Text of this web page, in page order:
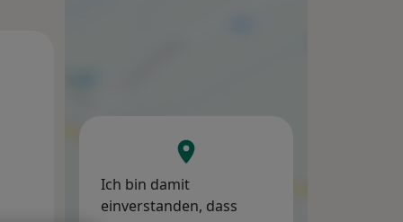
Ich bin damit
einverstanden, dass